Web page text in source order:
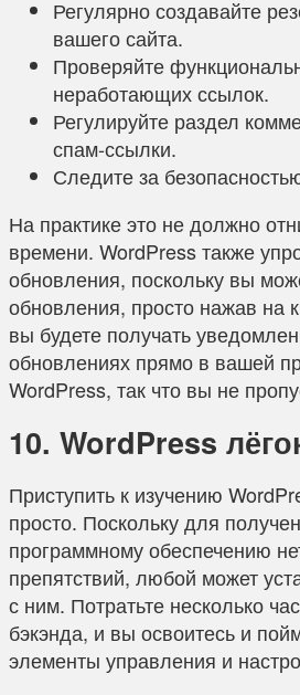
Регулярно создавайте
вашего сайта.
Проверяйте
неработающих ссылок.
Регулируйте раздел
спам-ссылки.
Следите за
На практике это не должно
времени. WordPress также
обновления, поскольку вы
обновления, просто нажав на
вы будете получать
обновлениях прямо в вашей
WordPress, так что вы не
10. WordPress
Приступить к изучению
просто. Поскольку для
программному обеспечению
препятствий, любой может
с ним. Потратьте несколько
бэкэнда, и вы освоитесь и
элементы управления и